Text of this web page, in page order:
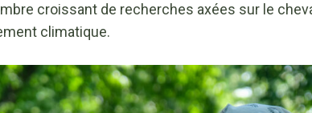
croissant de recherches axées sur le
climatique.